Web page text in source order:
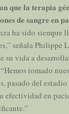
que la terapia
de sangre en
ha sido siempre
señala Philippe
su vida a
tomado
pasado del
efectividad en